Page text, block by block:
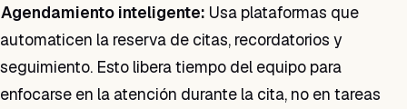
Agendamiento inteligente: Usa plataformas que
automaticen la reserva de citas, recordatorios y
seguimiento. Esto libera tiempo del equipo para
enfocarse en la atención durante la cita, no en tareas